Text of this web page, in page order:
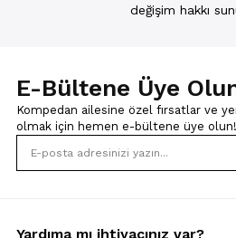
değişim hakkı
E-Bültene Üye
Kompedan ailesine özel fırsatlar ve
olmak için hemen e-bültene üye olun!
Yardıma mı ihtiyacınız var?